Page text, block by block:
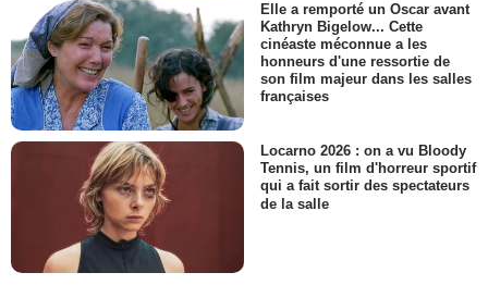
Elle a remporté un Oscar avant
Kathryn Bigelow... Cette
cinéaste méconnue a les
honneurs d'une ressortie de
son film majeur dans les salles
françaises
Locarno 2026 : on a vu Bloody
Tennis, un film d'horreur sportif
qui a fait sortir des spectateurs
de la salle